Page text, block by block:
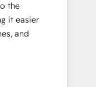
the
it easier
and